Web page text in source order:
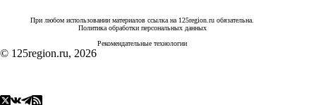
При любом использовании материалов ссылка на 125region.ru обязательна.
Политика обработки персональных данных
Рекомендательные технологии
© 125region.ru, 2026